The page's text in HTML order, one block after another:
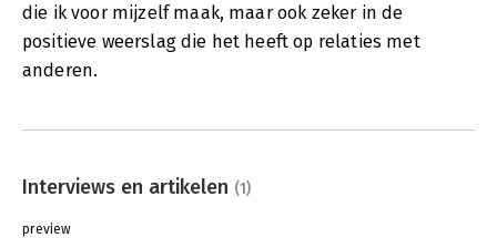
die ik voor mijzelf maak, maar ook zeker in de
positieve weerslag die het heeft op relaties met
anderen.
Interviews en artikelen (1)
preview